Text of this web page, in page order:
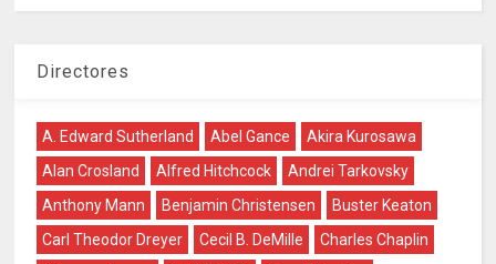
Directores
A. Edward Sutherland Abel Gance
Akira Kurosawa
Alan Crosland
Alfred Hitchcock
Andrei Tarkovsky
Anthony Mann
Benjamin Christensen
Buster Keaton
Carl Theodor Dreyer
Cecil B. DeMille
Charles Chaplin